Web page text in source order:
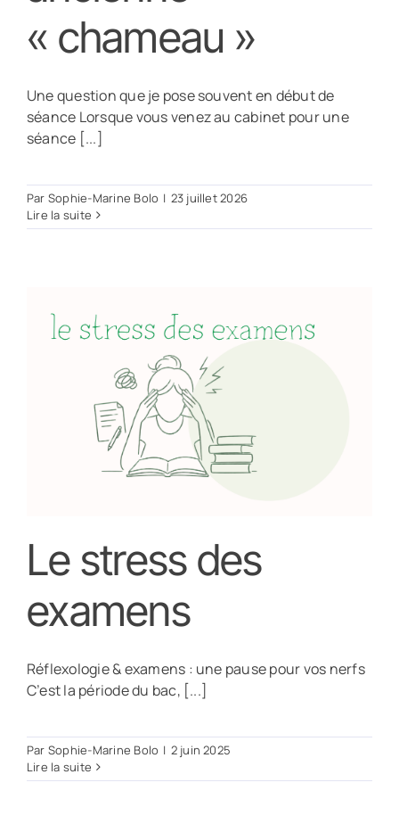
« chameau »
Une question que je pose souvent en début de
séance Lorsque vous venez au cabinet pour une
séance [...]
Par Sophie-Marine Bolo | 23 juillet 2026
Lire la suite
Le stress des
examens
Réflexologie & examens : une pause pour vos nerfs
C’est la période du bac, [...]
Par Sophie-Marine Bolo | 2 juin 2025
Lire la suite